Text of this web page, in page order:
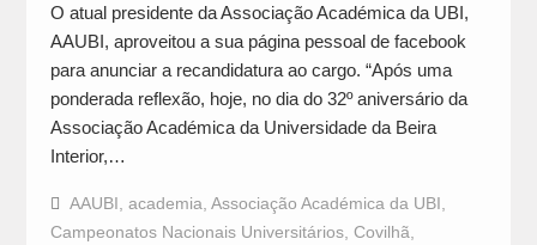
O atual presidente da Associação Académica da UBI,
AAUBI, aproveitou a sua página pessoal de facebook
para anunciar a recandidatura ao cargo. “Após uma
ponderada reflexão, hoje, no dia do 32º aniversário da
Associação Académica da Universidade da Beira
Interior,…
AAUBI academia Associação Académica da UBI
Campeonatos Nacionais Universitários, Covilhã